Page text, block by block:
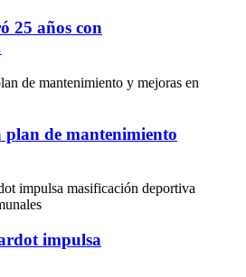
25 años con
plan de mantenimiento
impulsa